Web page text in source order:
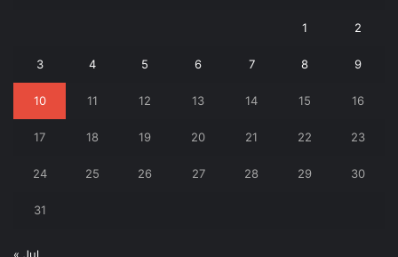
1 2
3 4 5 6 7 8 9
10 11 12 13 14 15 16
17 18 19 20 21 22 23
24 25 26 27 28 29 30
31